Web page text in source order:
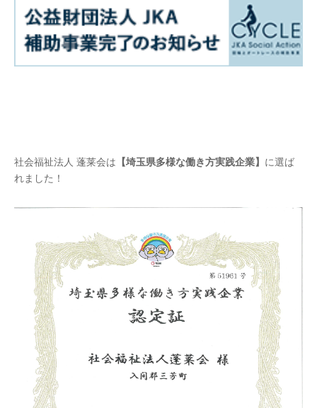
社会福祉法人 蓬莱会は 【埼玉県多様な働き方実践企業】 に選ば
れました！